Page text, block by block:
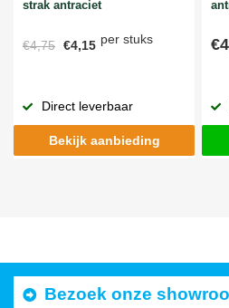
strak antraciet
€4,75 €4,15 per stuks
Direct leverbaar
Bekijk aanbieding
Bezoek onze